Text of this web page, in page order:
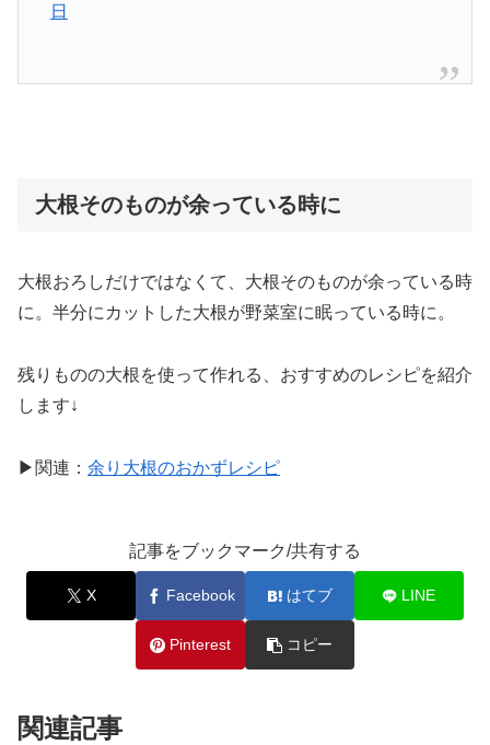
日
大根そのものが余っている時に
大根おろしだけではなくて、大根そのものが余っている時
に。半分にカットした大根が野菜室に眠っている時に。
残りものの大根を使って作れる、おすすめのレシピを紹介
します↓
▶関連： 余り大根のおかずレシピ
記事をブックマーク/共有する
X Facebook はてブ LINE
Pinterest コピー
関連記事